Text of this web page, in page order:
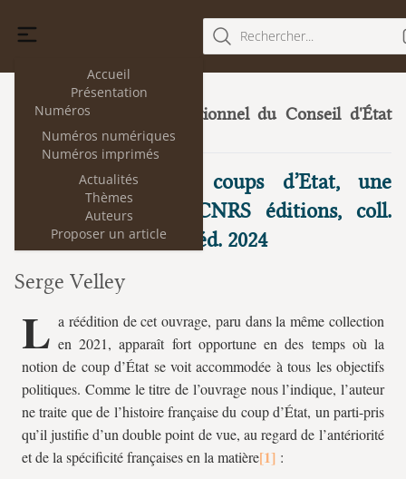
Accueil
Présentation
Numéros
Numéros numériques
Numéros imprimés
Actualités
Thèmes
Auteurs
Proposer un article
Rechercher...
33
Le droit constitutionnel du Conseil d'État
(II). (juillet 2025)
P. Lagoueyte, Les coups d’Etat, une
histoire française, CNRS éditions, coll.
Biblis, Paris, 2021, rééd. 2024
Serge Velley
L a réédition de cet ouvrage, paru dans la même collection
en 2021, apparaît fort opportune en des temps où la
notion de coup d’État se voit accommodée à tous les objectifs
politiques. Comme le titre de l’ouvrage nous l’indique, l’auteur
ne traite que de l’histoire française du coup d’État, un parti-pris
qu’il justifie d’un double point de vue, au regard de l’antériorité
et de la spécificité françaises en la matière
: